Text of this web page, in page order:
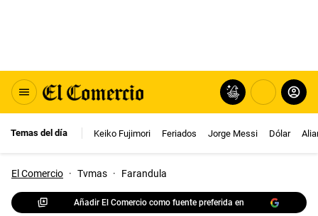
Temas del día Keiko Fujimori Feriados Jorge Messi Dólar
El Comercio · Tvmas · Farandula
Añadir El Comercio como fuente preferida en